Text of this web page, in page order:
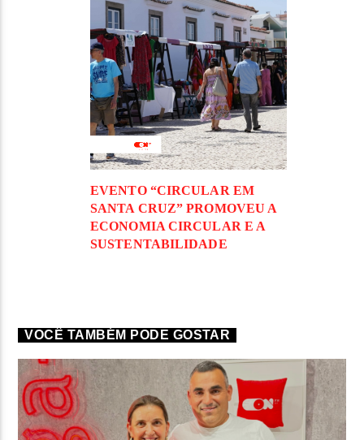
EVENTO “CIRCULAR EM
SANTA CRUZ” PROMOVEU A
ECONOMIA CIRCULAR E A
SUSTENTABILIDADE
VOCÊ TAMBÉM PODE GOSTAR